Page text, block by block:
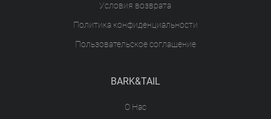
Условия возврата
Политика конфиденциальности
Пользовательское соглашение
BARK&TAIL
О Нас